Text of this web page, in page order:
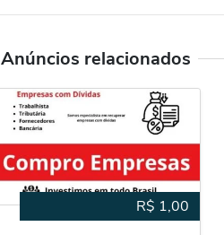
Anúncios relacionados
R$ 1,00